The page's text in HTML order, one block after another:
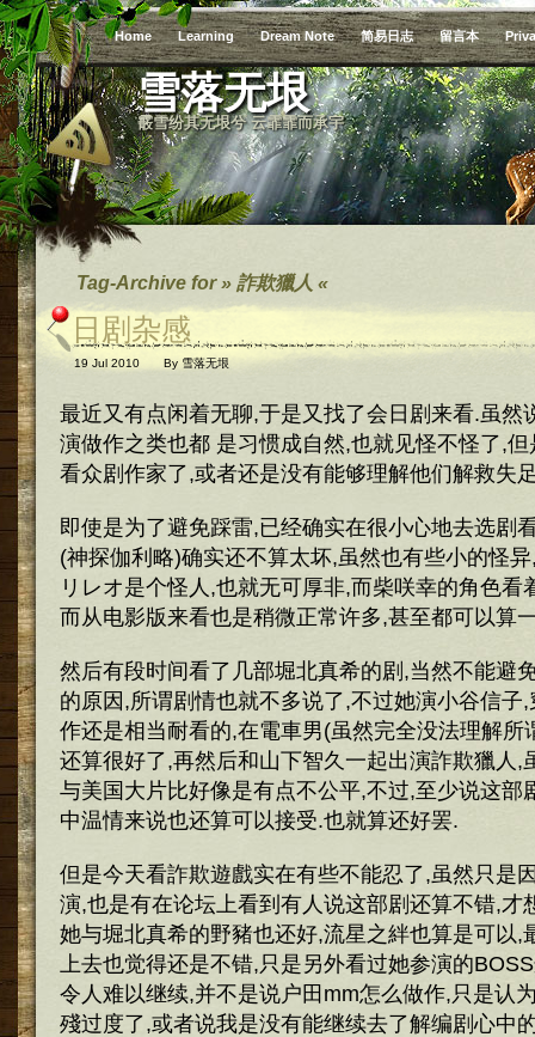
Home Learning Dream Note 简易日志 留言本
雪落无垠
霰雪纷其无垠兮 云霏霏而承宇
Tag-Archive for » 詐欺獵人 «
日剧杂感
19 Jul 2010 By 雪落无垠
最近又有点闲着无聊,于是又找了会日剧来看.虽然
演做作之类也都 是习惯成自然,也就见怪不怪了,
看众剧作家了,或者还是没有能够理解他们解救失
即使是为了避免踩雷,已经确实在很小心地去选剧
(神探伽利略)确实还不算太坏,虽然也有些小的怪
リレオ是个怪人,也就无可厚非,而柴咲幸的角色看
而从电影版来看也是稍微正常许多,甚至都可以算
然后有段时间看了几部堀北真希的剧,当然不能避
的原因,所谓剧情也就不多说了,不过她演小谷信子
作还是相当耐看的,在電車男(虽然完全没法理解所
还算很好了,再然后和山下智久一起出演詐欺獵人,
与美国大片比好像是有点不公平,不过,至少说这部
中温情来说也还算可以接受.也就算还好罢.
但是今天看詐欺遊戲实在有些不能忍了,虽然只是
演,也是有在论坛上看到有人说这部剧还算不错,才
她与堀北真希的野豬也还好,流星之絆也算是可以,
上去也觉得还是不错,只是另外看过她参演的
令人难以继续,并不是说户田mm怎么做作,只是认
殘过度了,或者说我是没有能继续去了解编剧心中